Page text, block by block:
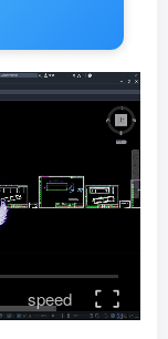
speed